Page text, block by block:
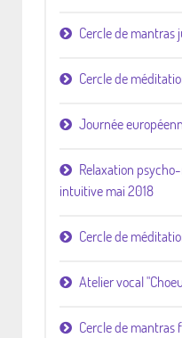
Cercle de mantras
Cercle de
Journée
Relaxation
intuitive mai 2018
Cercle de
Atelier vocal
Cercle de mantras